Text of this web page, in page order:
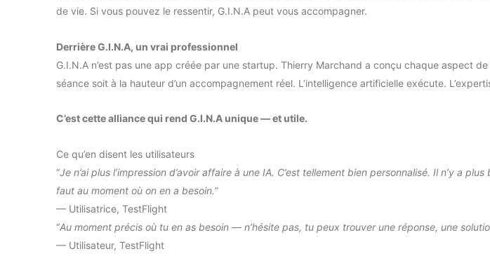
de vie. Si vous pouvez le ressentir, G.I.N.A peut vous accompagner.
Derrière G.I.N.A, un vrai professionnel
G.I.N.A n’est pas une app créée par une startup. Thierry Marchand a conçu chaque aspect
séance soit à la hauteur d’un accompagnement réel. L’intelligence artificielle exécute.
C’est cette alliance qui rend G.I.N.A unique — et utile.
Ce qu’en disent les utilisateurs
“Je n’ai plus l’impression d’avoir affaire à une IA. C’est tellement bien personnalisé. Il n’y a
faut au moment où on en a besoin.”
— Utilisatrice, TestFlight
“Au moment précis où tu en as besoin — n’hésite pas, tu peux trouver une réponse, une
— Utilisateur, TestFlight